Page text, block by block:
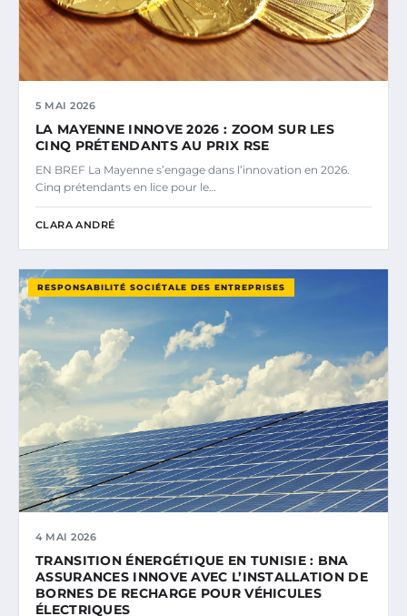
5 MAI 2026
LA MAYENNE INNOVE 2026 : ZOOM SUR LES
CINQ PRÉTENDANTS AU PRIX RSE
EN BREF La Mayenne s’engage dans l’innovation en 2026.
Cinq prétendants en lice pour le…
CLARA ANDRÉ
RESPONSABILITÉ SOCIÉTALE DES ENTREPRISES
4 MAI 2026
TRANSITION ÉNERGÉTIQUE EN TUNISIE : BNA
ASSURANCES INNOVE AVEC L’INSTALLATION DE
BORNES DE RECHARGE POUR VÉHICULES
ÉLECTRIQUES